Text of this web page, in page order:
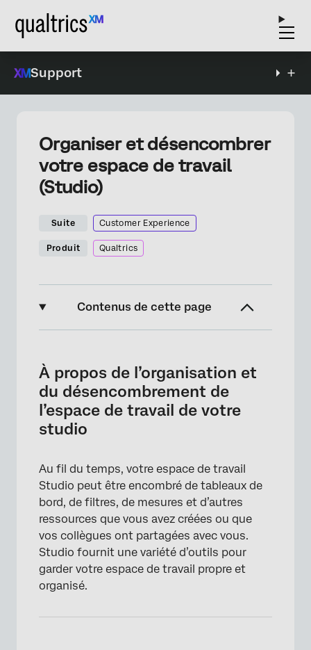
Support
Organiser et désencombrer
votre espace de travail
(Studio)
Suite Customer Experience
Produit Qualtrics
Contenus de cette page
votre studio
Recherche de contenu
Personnalisation de votre page d’accueil avec
Utilisation de titres actifs pour les tableaux
de bord
Donner des noms clairs aux mesures et aux
Étiqueter vos actifs
Cacher temporairement des actifs
À propos de l’organisation et
du désencombrement de
l’espace de travail de votre
studio
Au fil du temps, votre espace de travail
Studio peut être encombré de tableaux de
bord, de filtres, de mesures et d’autres
ressources que vous avez créées ou que
vos collègues ont partagées avec vous.
Studio fournit une variété d’outils pour
garder votre espace de travail propre et
organisé.